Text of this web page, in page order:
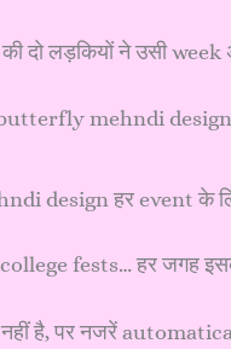
दो लड़कियों ने उसी
design हर event के
fests… हर जगह
नहीं है, पर नजरें